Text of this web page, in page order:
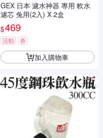
GEX 日本 濾水神器 專用 軟水
濾芯 兔用(2入) X 2盒
$469
活動 券
加入購物車